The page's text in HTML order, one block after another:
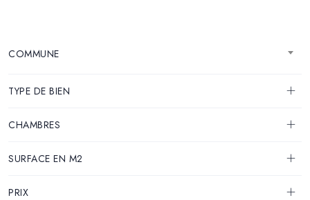
COMMUNE
TYPE DE BIEN
CHAMBRES
SURFACE EN M2
PRIX